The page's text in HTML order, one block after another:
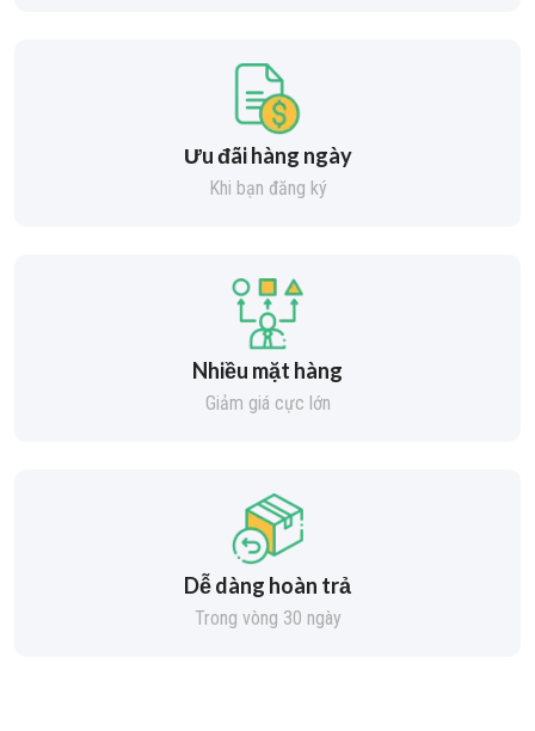
Ưu đãi hàng ngày
Khi bạn đăng ký
Nhiều mặt hàng
Giảm giá cực lớn
Dễ dàng hoàn trả
Trong vòng 30 ngày